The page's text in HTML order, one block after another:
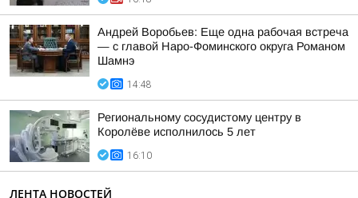
Андрей Воробьев: Еще одна рабочая встреча
— с главой Наро-Фоминского округа Романом
Шамнэ
14:48
Региональному сосудистому центру в
Королёве исполнилось 5 лет
16:10
ЛЕНТА НОВОСТЕЙ